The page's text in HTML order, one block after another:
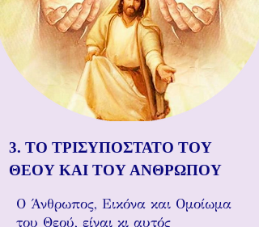
3. ΤΟ ΤΡΙΣΥΠΟΣΤΑΤΟ ΤΟΥ
ΘΕΟΥ ΚΑΙ ΤΟΥ ΑΝΘΡΩΠΟΥ
Ο Άνθρωπος, Εικόνα και Ομοίωμα
του Θεού, είναι κι αυτός